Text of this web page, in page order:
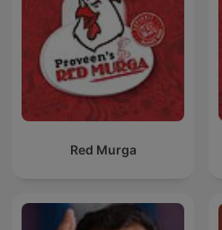
Red Murga